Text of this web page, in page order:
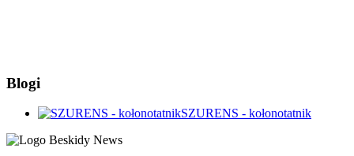
Blogi
SZURENS - kołonotatnik